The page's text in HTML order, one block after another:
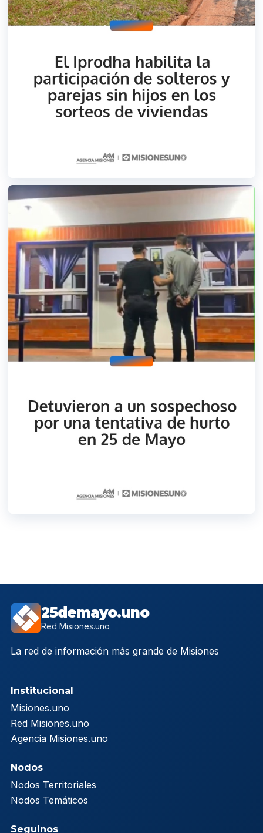
25demayo.uno
Red Misiones.uno
La red de información más grande de Misiones
Institucional
Misiones.uno
Red Misiones.uno
Agencia Misiones.uno
Nodos
Nodos Territoriales
Nodos Temáticos
Seguinos